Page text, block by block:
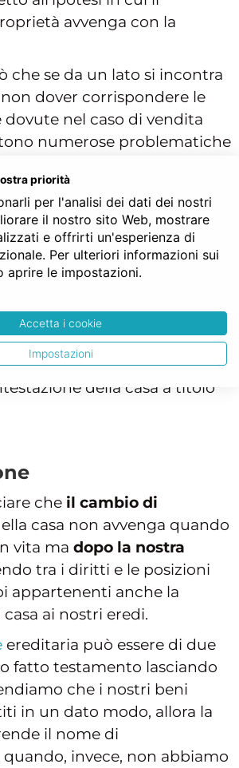
avvenga con la
che se da un lato si incontra
dover corrispondere le
dovute nel caso di vendita
numerose problematiche
quanto ci si potrebbe
un trasferimento che
la legge riserva agli eredi
la conseguenza chel’atto
impugnato
notaio prima di stipulare
affinché il professionista
come procedere nel modo
della casa a titolo
che il cambio di
casa non avvenga quando
vita ma dopo la nostra
tra i diritti e le posizioni
appartenenti anche la
ai nostri eredi.
ereditaria può essere di due
fatto testamento lasciando
che i nostri beni
in un dato modo, allora la
il nome di
invece, non abbiamo
priorità
per l'analisi dei dati dei nostri
il nostro sito Web, mostrare
e offrirti un'esperienza di
Per ulteriori informazioni sui
aprire le impostazioni.
Accetta i cookie
Impostazioni